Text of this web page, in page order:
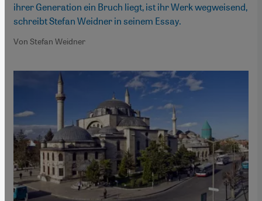
ihrer Generation ein Bruch liegt, ist ihr Werk wegweisend,
schreibt Stefan Weidner in seinem Essay.
Von Stefan Weidner